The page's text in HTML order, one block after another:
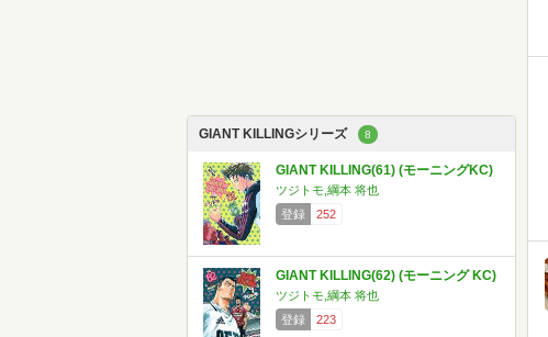
GIANT KILLINGシリーズ 8
GIANT KILLING(61) (モーニングKC)
ツジトモ,綱本 将也
登録
252
GIANT KILLING(62) (モーニング KC)
ツジトモ,綱本 将也
登録
223